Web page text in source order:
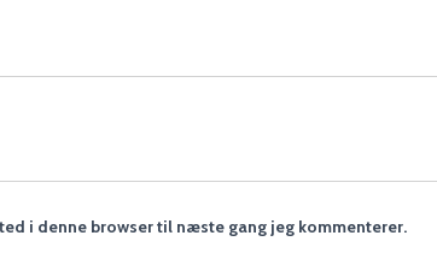
i denne browser til næste gang jeg kommenterer.